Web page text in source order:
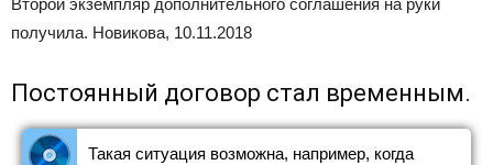
Второй экземпляр дополнительного соглашения на руки
получила. Новикова, 10.11.2018
Постоянный договор стал временным.
Такая ситуация возможна, например, когда